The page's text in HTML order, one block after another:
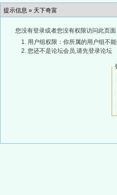
提示信息 » 天下奇富
您没有登录或者您没有权限访问此页
用户组权限：你所属的用户组不
您还不是论坛会员,请先登录论坛